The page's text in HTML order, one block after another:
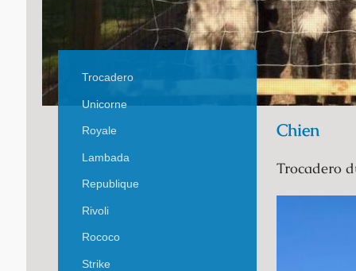
Chien
Trocadero
Trocadero
Unicorne
Royale
Lambada
Republique
Rivoli
Rococo
Strike